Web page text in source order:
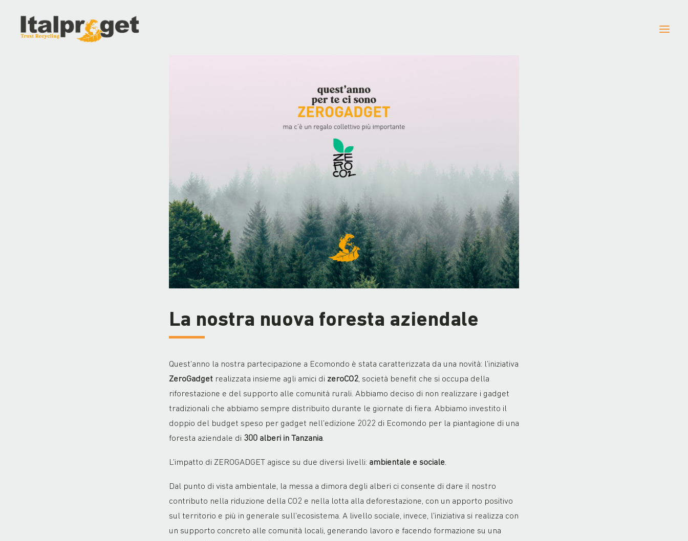
La nostra nuova foresta aziendale
Quest’anno la nostra partecipazione a Ecomondo è stata caratterizzata da una novità: l’iniziativa
ZeroGadget realizzata insieme agli amici di zeroCO2, società benefit che si occupa della
riforestazione e del supporto alle comunità rurali. Abbiamo deciso di non realizzare i gadget
tradizionali che abbiamo sempre distribuito durante le giornate di fiera. Abbiamo investito il
doppio del budget speso per gadget nell’edizione 2022 di Ecomondo per la piantagione di una
foresta aziendale di 300 alberi in Tanzania.
L’impatto di ZEROGADGET agisce su due diversi livelli: ambientale e sociale.
Dal punto di vista ambientale, la messa a dimora degli alberi ci consente di dare il nostro
contributo nella riduzione della CO2 e nella lotta alla deforestazione, con un apporto positivo
sul territorio e più in generale sull’ecosistema. A livello sociale, invece, l’iniziativa si realizza con
un supporto concreto alle comunità locali, generando lavoro e facendo formazione su una